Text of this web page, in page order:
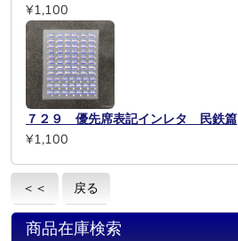
¥1,100
７２９ 優先席表記インレタ 民鉄篇
¥1,100
＜＜ 戻る
商品在庫検索